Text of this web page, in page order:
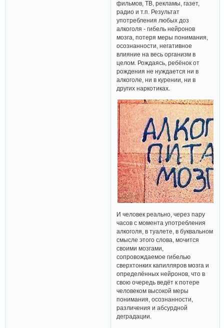
фильмов, ТВ, рекламы, газет,
радио и т.п. Результат
употребления любых доз
алкоголя - гибель нейронов
мозга, потеря меры понимания,
осознанности, негативное
влияние на весь организм в
целом. Рождаясь, ребёнок от
рождения не нуждается ни в
алкоголе, ни в курении, ни в
других наркотиках.
И человек реально, через пару
часов с момента употребления
алкоголя, в туалете, в буквальном
смысле этого слова, мочится
своими мозгами,
сопровождаемое гибелью
сверхтонких капилляров мозга и
определённых нейронов, что в
свою очередь ведёт к потере
человеком высокой меры
понимания, осознанности,
различения и абсурдной
деградации.